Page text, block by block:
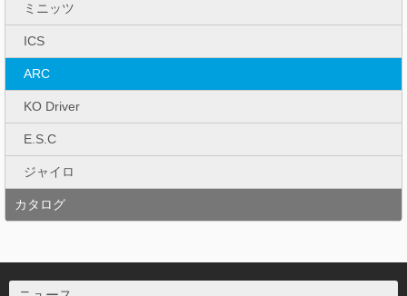
ミニッツ
ICS
ARC
KO Driver
E.S.C
ジャイロ
カタログ